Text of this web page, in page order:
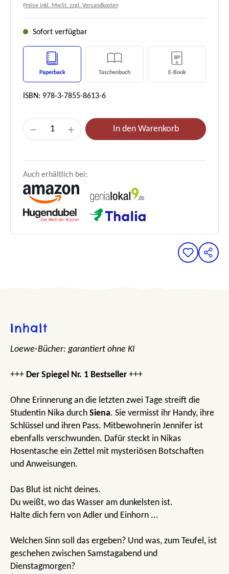
Preise inkl. MwSt. zzgl. Versandkosten
Sofort verfügbar
Paperback Taschenbuch E-Book
ISBN: 978-3-7855-8613-6
Produkt Anzahl: Gib den gewünschten
In den Warenkorb
Auch erhältlich bei:
Inhalt
Loewe-Bücher: garantiert ohne KI
+++ Der Spiegel Nr. 1 Bestseller +++
Ohne Erinnerung an die letzten zwei Tage streift die
Studentin Nika durch Siena. Sie vermisst ihr Handy, ihre
Schlüssel und ihren Pass. Mitbewohnerin Jennifer ist
ebenfalls verschwunden. Dafür steckt in Nikas
Hosentasche ein Zettel mit mysteriösen Botschaften
und Anweisungen.
Das Blut ist nicht deines.
Du weißt, wo das Wasser am dunkelsten ist.
Halte dich fern von Adler und Einhorn ...
Welchen Sinn soll das ergeben? Und was, zum Teufel, ist
geschehen zwischen Samstagabend und
Dienstagmorgen?